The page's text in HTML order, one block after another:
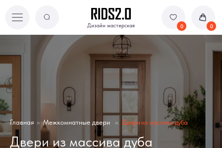
Дизайн мастерская 0
Дизайн мастерская
Двери из массива дуба
Главная » Двери из массива дуба
Межкомнатные двери »